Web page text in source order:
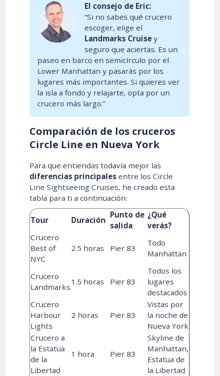
El consejo de Eric:
“Si no sabes qué crucero
escoger, elige el
Landmarks Cruise y
seguro que aciertas. Es un
paseo en barco en semicírculo por el
Lower Manhattan y pasarás por los
lugares más importantes. Si quieres ver
la isla a fondo y relajarte, opta por un
crucero más largo.”
Comparación de los cruceros
Circle Line en Nueva York
Para que entiendas todavía mejor las
diferencias principales entre los Circle
Line Sightseeing Cruises, he creado esta
tabla para ti a continuación:
Tour Duración
Punto de
salida
¿Qué
verás?
Crucero
Best of
NYC
2.5 horas Pier 83
Todo
Manhattan
Crucero
Landmarks
1.5 horas Pier 83
Todos los
lugares
destacados
Crucero
Harbour
Lights
2 horas Pier 83
Vistas por
la noche de
Nueva York
Crucero a
la Estatua
de la
Libertad
1 hora Pier 83
Skyline de
Manhattan,
Estatua de
la Libertad